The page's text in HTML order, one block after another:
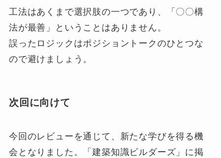
工法はあくまで選択肢の一つであり、「〇〇構
法が最善」ということはありません。
誤ったロジックはポジショントークのひとつな
ので避けましょう。
次回に向けて
今回のレビューを通じて、新たな学びを得る機
会となりました。「建築知識ビルダーズ」に掲